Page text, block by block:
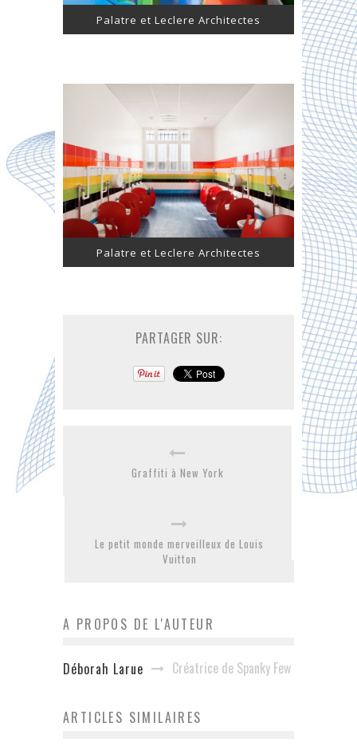
Palatre et Leclere Architectes
Palatre et Leclere Architectes
PARTAGER SUR:
Graffiti à New York
Le petit monde merveilleux de Louis
Vuitton
A PROPOS DE L'AUTEUR
Déborah Larue Créatrice de Spanky Few
ARTICLES SIMILAIRES